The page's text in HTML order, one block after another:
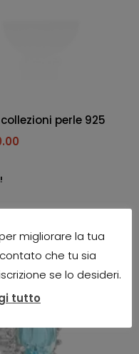
perle 925
migliorare la tua
che tu sia
se lo desideri.
tutto